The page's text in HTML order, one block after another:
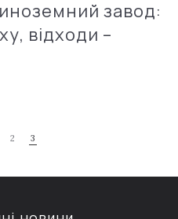
завод:
відходи –
2 3